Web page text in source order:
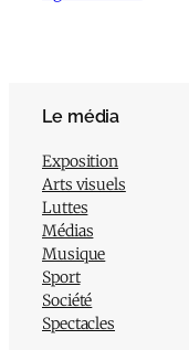
Le média
Exposition
Arts visuels
Luttes
Médias
Musique
Sport
Société
Spectacles